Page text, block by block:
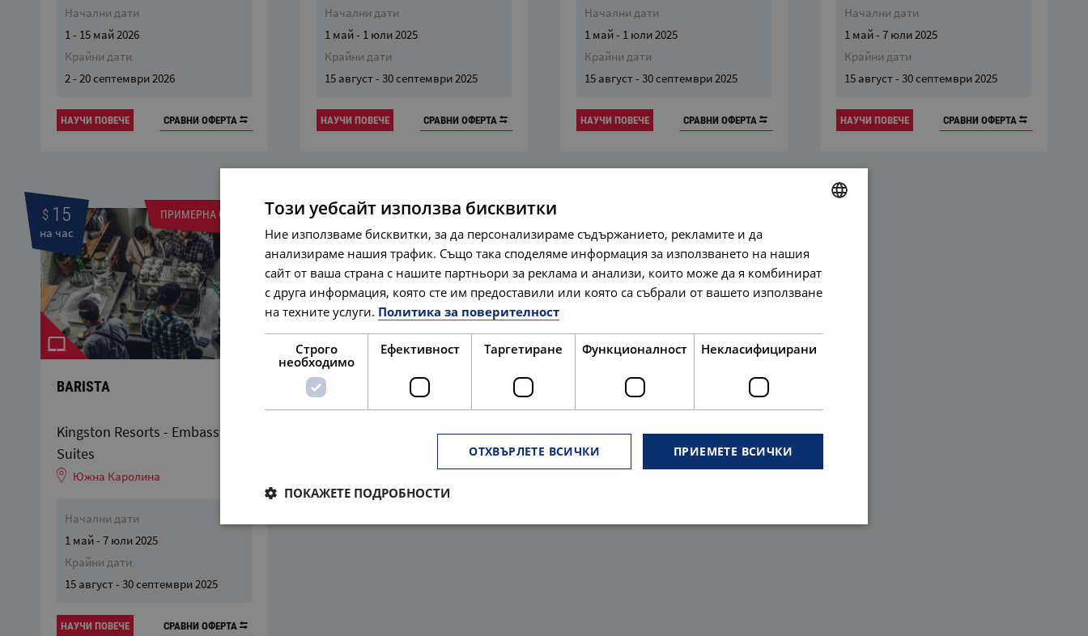
Начални дати
1 - 15 май 2026
Крайни дати
2 - 20 септември 2026
НАУЧИ ПОВЕЧЕ СРАВНИ ОФЕРТА
Начални дати
1 май - 1 юли 2025
Крайни дати
15 август - 30 септември 2025
НАУЧИ ПОВЕЧЕ СРАВНИ ОФЕРТА
Начални дати
1 май - 1 юли 2025
Крайни дати
15 август - 30 септември 2025
НАУЧИ ПОВЕЧЕ СРАВНИ ОФЕРТА
Начални дати
1 май - 7 юли 2025
Крайни дати
15 август - 30 септември 2025
НАУЧИ ПОВЕЧЕ СРАВНИ ОФЕРТА
$ 15
на час
ПРИМЕРНА ОФЕРТА
BARISTA
Kingston Resorts - Embassy
Suites
Южна Каролина
Начални дати
1 май - 7 юли 2025
Крайни дати
15 август - 30 септември 2025
НАУЧИ ПОВЕЧЕ СРАВНИ ОФЕРТА
ENGLISH
Този уебсайт използва бисквитки
Ние използваме бисквитки, за да персонализираме съдържанието, рекламите и да
анализираме нашия трафик. Също така споделяме информация за използването на нашия
сайт от ваша страна с нашите партньори за реклама и анализи, които може да я комбинират
с друга информация, която сте им предоставили или която са събрали от вашето използване
на техните услуги. Политика за поверителност
Строго
необходимо
Ефективност Таргетиране Функционалност Некласифицирани
ПРИЕМЕТЕ ВСИЧКИ
ОТХВЪРЛЕТЕ ВСИЧКИ
ПОКАЖЕТЕ ПОДРОБНОСТИ